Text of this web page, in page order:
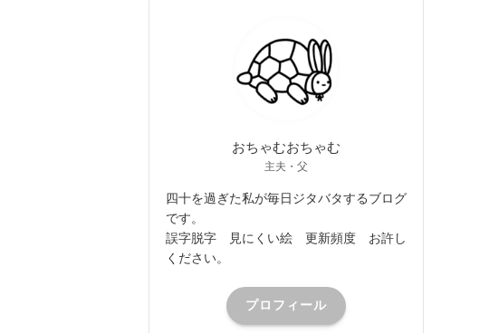
おちゃむおちゃむ
主夫・父
四十を過ぎた私が毎日ジタバタするブログ
です。
誤字脱字 見にくい絵 更新頻度 お許し
ください。
プロフィール